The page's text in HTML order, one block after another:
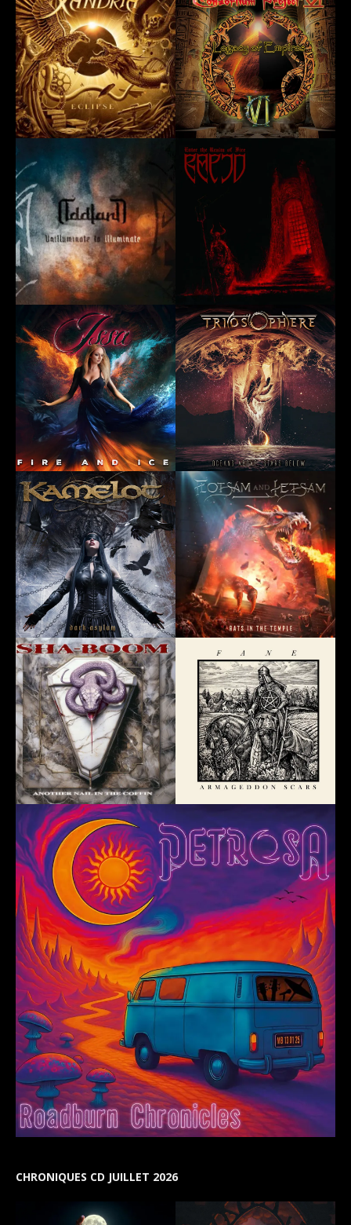
CHRONIQUES CD JUILLET 2026